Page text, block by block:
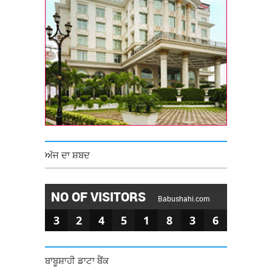
ਅੱਜ ਦਾ ਸ਼ਬਦ
NO OF VISITORS Babushahi.com
3 2 4 5 1 8 3 6
ਬਾਬੂਸ਼ਾਹੀ ਡਾਟਾ ਬੈਂਕ